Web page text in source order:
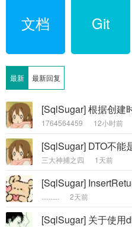
文档 Git
最新 最新回复
1764564459 12小时前
[SqlSugar] DTO不能
三大神捕之四 1天前
2天前